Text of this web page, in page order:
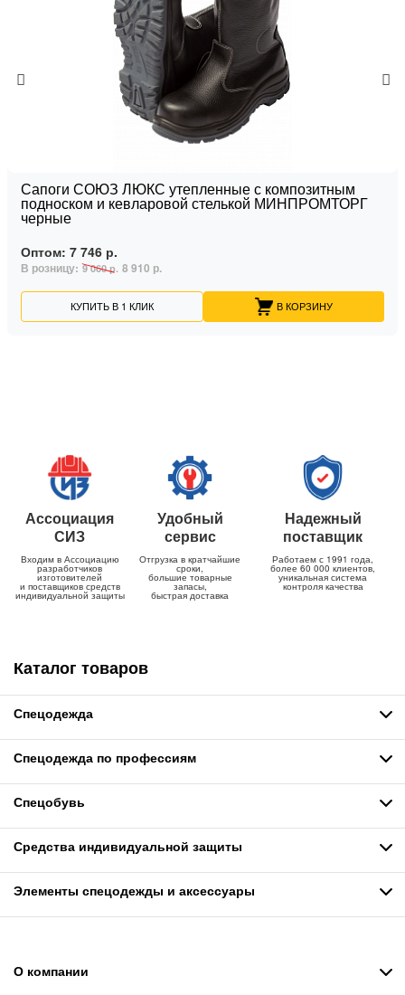
Сапоги СОЮЗ ЛЮКС утепленные с композитным
подноском и кевларовой стелькой МИНПРОМТОРГ
черные
Оптом: 7 746 р.
В розницу: 9 060 р. 8 910 р.
КУПИТЬ В 1 КЛИК В КОРЗИНУ
Ассоциация
СИЗ
Входим в Ассоциацию
разработчиков
изготовителей
и поставщиков средств
индивидуальной защиты
Удобный
сервис
Отгрузка в кратчайшие
сроки,
большие товарные
запасы,
быстрая доставка
Надежный
поставщик
Работаем с 1991 года,
более 60 000 клиентов,
уникальная система
контроля качества
Каталог товаров
Спецодежда
Спецодежда по профессиям
Спецобувь
Средства индивидуальной защиты
Элементы спецодежды и аксессуары
О компании